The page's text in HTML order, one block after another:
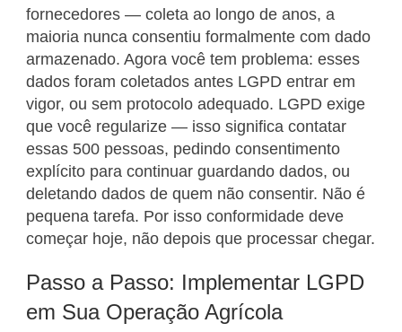
fornecedores — coleta ao longo de anos, a
maioria nunca consentiu formalmente com dado
armazenado. Agora você tem problema: esses
dados foram coletados antes LGPD entrar em
vigor, ou sem protocolo adequado. LGPD exige
que você regularize — isso significa contatar
essas 500 pessoas, pedindo consentimento
explícito para continuar guardando dados, ou
deletando dados de quem não consentir. Não é
pequena tarefa. Por isso conformidade deve
começar hoje, não depois que processar chegar.
Passo a Passo: Implementar LGPD
em Sua Operação Agrícola